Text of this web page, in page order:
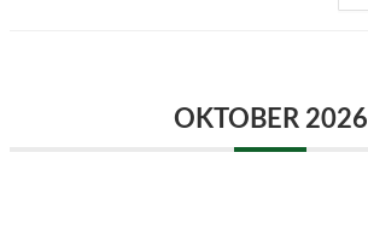
OKTOBER 2026